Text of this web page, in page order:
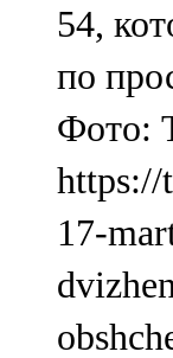
54,
по
Фото:
https://
17-